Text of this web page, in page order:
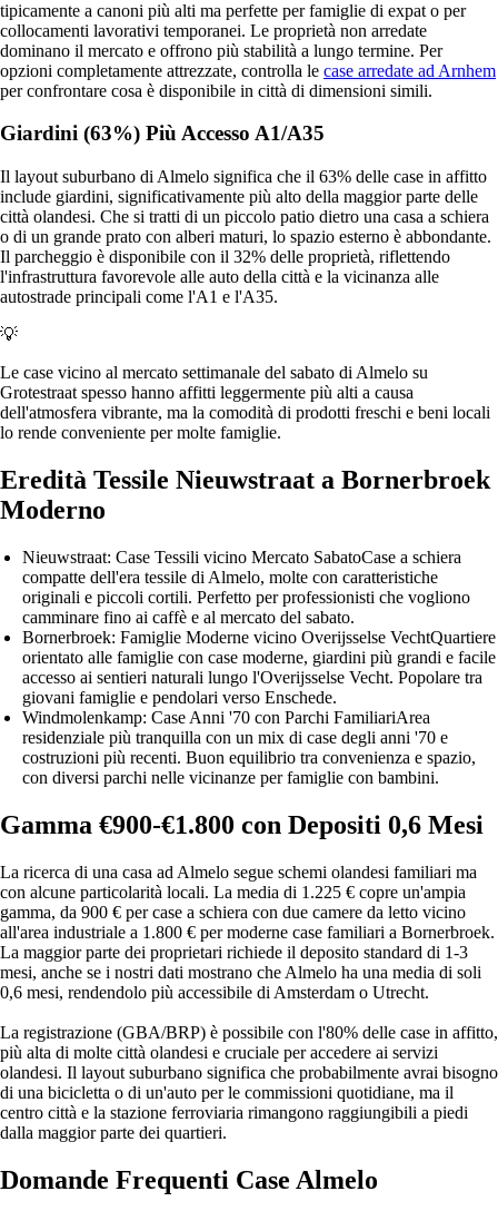
tipicamente a canoni più alti ma perfette per famiglie di expat o per
collocamenti lavorativi temporanei. Le proprietà non arredate
dominano il mercato e offrono più stabilità a lungo termine. Per
opzioni completamente attrezzate, controlla le case arredate ad Arnhem
per confrontare cosa è disponibile in città di dimensioni simili.
Giardini (63%) Più Accesso A1/A35
Il layout suburbano di Almelo significa che il 63% delle case in affitto
include giardini, significativamente più alto della maggior parte delle
città olandesi. Che si tratti di un piccolo patio dietro una casa a schiera
o di un grande prato con alberi maturi, lo spazio esterno è abbondante.
Il parcheggio è disponibile con il 32% delle proprietà, riflettendo
l'infrastruttura favorevole alle auto della città e la vicinanza alle
autostrade principali come l'A1 e l'A35.
💡
Le case vicino al mercato settimanale del sabato di Almelo su
Grotestraat spesso hanno affitti leggermente più alti a causa
dell'atmosfera vibrante, ma la comodità di prodotti freschi e beni locali
lo rende conveniente per molte famiglie.
Eredità Tessile Nieuwstraat a Bornerbroek
Moderno
Nieuwstraat: Case Tessili vicino Mercato SabatoCase a schiera
compatte dell'era tessile di Almelo, molte con caratteristiche
originali e piccoli cortili. Perfetto per professionisti che vogliono
camminare fino ai caffè e al mercato del sabato.
Bornerbroek: Famiglie Moderne vicino Overijsselse VechtQuartiere
orientato alle famiglie con case moderne, giardini più grandi e facile
accesso ai sentieri naturali lungo l'Overijsselse Vecht. Popolare tra
giovani famiglie e pendolari verso Enschede.
Windmolenkamp: Case Anni '70 con Parchi FamiliariArea
residenziale più tranquilla con un mix di case degli anni '70 e
costruzioni più recenti. Buon equilibrio tra convenienza e spazio,
con diversi parchi nelle vicinanze per famiglie con bambini.
Gamma €900-€1.800 con Depositi 0,6 Mesi
La ricerca di una casa ad Almelo segue schemi olandesi familiari ma
con alcune particolarità locali. La media di 1.225 € copre un'ampia
gamma, da 900 € per case a schiera con due camere da letto vicino
all'area industriale a 1.800 € per moderne case familiari a Bornerbroek.
La maggior parte dei proprietari richiede il deposito standard di 1-3
mesi, anche se i nostri dati mostrano che Almelo ha una media di soli
0,6 mesi, rendendolo più accessibile di Amsterdam o Utrecht.
La registrazione (GBA/BRP) è possibile con l'80% delle case in affitto,
più alta di molte città olandesi e cruciale per accedere ai servizi
olandesi. Il layout suburbano significa che probabilmente avrai bisogno
di una bicicletta o di un'auto per le commissioni quotidiane, ma il
centro città e la stazione ferroviaria rimangono raggiungibili a piedi
dalla maggior parte dei quartieri.
Domande Frequenti Case Almelo